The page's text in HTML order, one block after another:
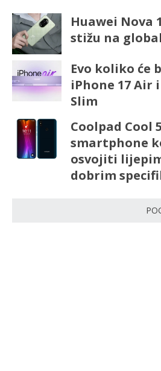
Huawei Nova
stižu na
Evo koliko će
iPhone 17 Air
Slim
Coolpad Cool
smartphone
osvojiti
dobrim